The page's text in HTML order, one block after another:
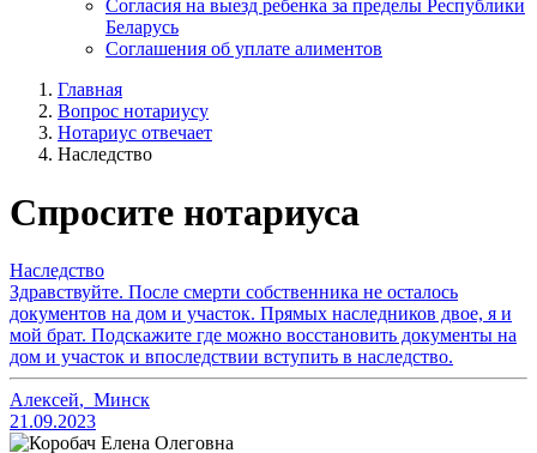
Согласия на выезд ребенка за пределы Республики
Беларусь
Соглашения об уплате алиментов
Главная
Вопрос нотариусу
Нотариус отвечает
Наследство
Спросите нотариуса
Наследство
Здравствуйте. После смерти собственника не осталось
документов на дом и участок. Прямых наследников двое, я и
мой брат. Подскажите где можно восстановить документы на
дом и участок и впоследствии вступить в наследство.
Алексей, Минск
21.09.2023